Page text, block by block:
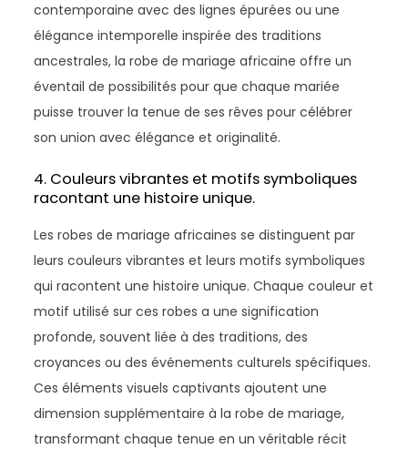
contemporaine avec des lignes épurées ou une
élégance intemporelle inspirée des traditions
ancestrales, la robe de mariage africaine offre un
éventail de possibilités pour que chaque mariée
puisse trouver la tenue de ses rêves pour célébrer
son union avec élégance et originalité.
4. Couleurs vibrantes et motifs symboliques
racontant une histoire unique.
Les robes de mariage africaines se distinguent par
leurs couleurs vibrantes et leurs motifs symboliques
qui racontent une histoire unique. Chaque couleur et
motif utilisé sur ces robes a une signification
profonde, souvent liée à des traditions, des
croyances ou des événements culturels spécifiques.
Ces éléments visuels captivants ajoutent une
dimension supplémentaire à la robe de mariage,
transformant chaque tenue en un véritable récit